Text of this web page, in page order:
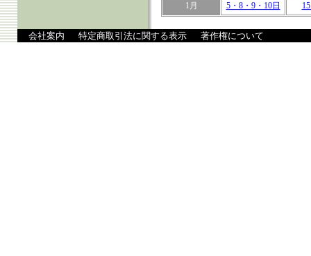
1月
5・8・9・10日
会社案内 特定商取引法に関する表示 著作権について